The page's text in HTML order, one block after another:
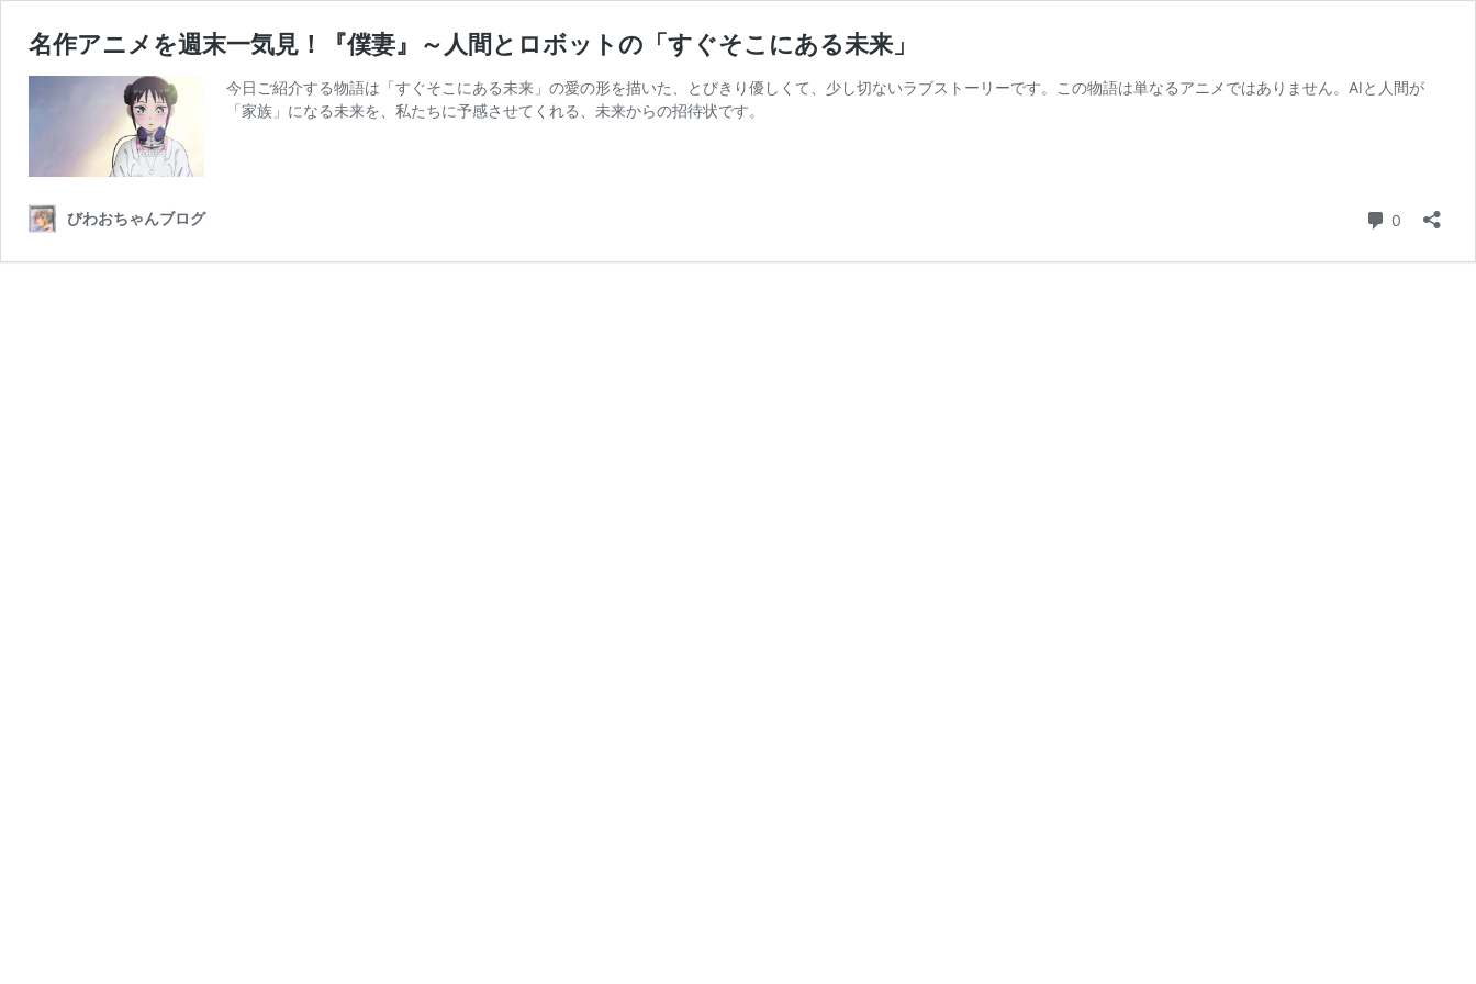
名作アニメを週末一気見！『僕妻』～人間とロボットの「すぐそこにある未来」
今日ご紹介する物語は「すぐそこにある未来」の愛の形を描いた、とびきり優しくて、少し切ないラブストーリーです。この物語は単なるアニメではありません。AIと人間が
「家族」になる未来を、私たちに予感させてくれる、未来からの招待状です。
びわおちゃんブログ 0 コメント